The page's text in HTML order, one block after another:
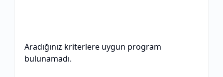
Aradığınız kriterlere uygun program
bulunamadı.